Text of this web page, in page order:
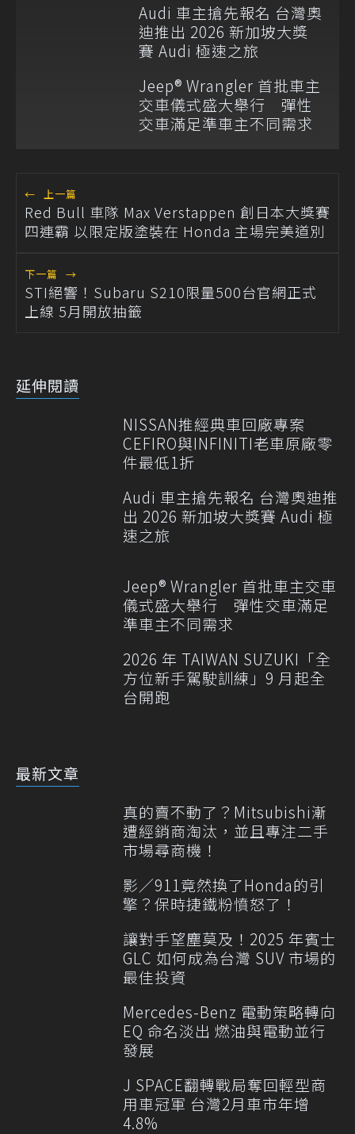
Audi 車主搶先報名 台灣奧
迪推出 2026 新加坡大獎
賽 Audi 極速之旅
Jeep® Wrangler 首批車主
交車儀式盛大舉行 彈性
交車滿足準車主不同需求
← 上一篇
Red Bull 車隊 Max Verstappen 創日本大獎賽
四連霸 以限定版塗裝在 Honda 主場完美道別
下一篇 →
STI絕響！Subaru S210限量500台官網正式
上線 5月開放抽籤
延伸閱讀
NISSAN推經典車回廠專案
CEFIRO與INFINITI老車原廠零
件最低1折
Audi 車主搶先報名 台灣奧迪推
出 2026 新加坡大獎賽 Audi 極
速之旅
Jeep® Wrangler 首批車主交車
儀式盛大舉行 彈性交車滿足
準車主不同需求
2026 年 TAIWAN SUZUKI「全
方位新手駕駛訓練」9 月起全
台開跑
最新文章
真的賣不動了？Mitsubishi漸
遭經銷商淘汰，並且專注二手
市場尋商機！
影／911竟然換了Honda的引
擎？保時捷鐵粉憤怒了！
讓對手望塵莫及！2025 年賓士
GLC 如何成為台灣 SUV 市場的
最佳投資
Mercedes-Benz 電動策略轉向
EQ 命名淡出 燃油與電動並行
發展
J SPACE翻轉戰局奪回輕型商
用車冠軍 台灣2月車市年增
4.8%